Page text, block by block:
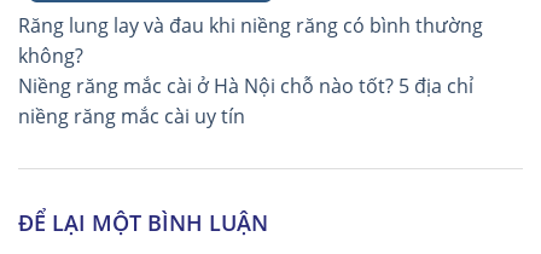
Điều
hướng
bài
viết
Răng lung lay và đau khi niềng răng có bình thường
không?
Niềng răng mắc cài ở Hà Nội chỗ nào tốt? 5 địa chỉ
niềng răng mắc cài uy tín
ĐỂ LẠI MỘT BÌNH LUẬN